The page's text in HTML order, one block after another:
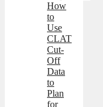
How
to
Use
CLAT
Cut-
Off
Data
to
Plan
for